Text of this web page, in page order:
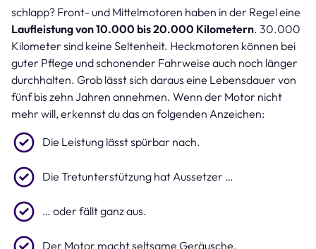
schlapp? Front- und Mittelmotoren haben in der Regel eine
Laufleistung von 10.000 bis 20.000 Kilometern. 30.000
Kilometer sind keine Seltenheit. Heckmotoren können bei
guter Pflege und schonender Fahrweise auch noch länger
durchhalten. Grob lässt sich daraus eine Lebensdauer von
fünf bis zehn Jahren annehmen. Wenn der Motor nicht
mehr will, erkennst du das an folgenden Anzeichen:
Die Leistung lässt spürbar nach.
Die Tretunterstützung hat Aussetzer …
… oder fällt ganz aus.
Der Motor macht seltsame Geräusche.